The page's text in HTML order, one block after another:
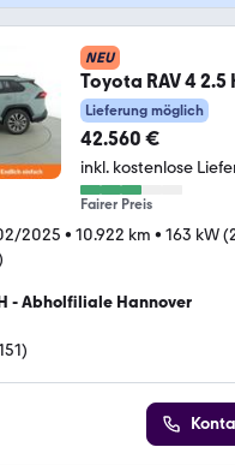
NEU
Toyota RAV 4
Lounge
Lieferung möglich
42.560 €
inkl. kostenlose
Fairer Preis
2025 • 10.922 km • 163 kW
- Abholfiliale Hannover
)